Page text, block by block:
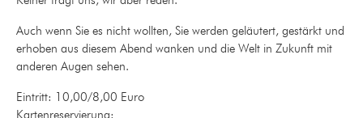
Auch wenn Sie es nicht wollten, Sie werden geläutert, gestärkt und
erhoben aus diesem Abend wanken und die Welt in Zukunft mit
anderen Augen sehen.
Eintritt: 10,00/8,00 Euro
Kartenreservierung: